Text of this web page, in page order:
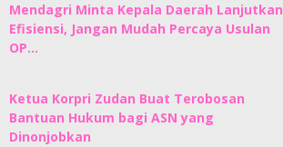
Mendagri Minta Kepala Daerah Lanjutkan
Efisiensi, Jangan Mudah Percaya Usulan
OP…
Ketua Korpri Zudan Buat Terobosan
Bantuan Hukum bagi ASN yang
Dinonjobkan